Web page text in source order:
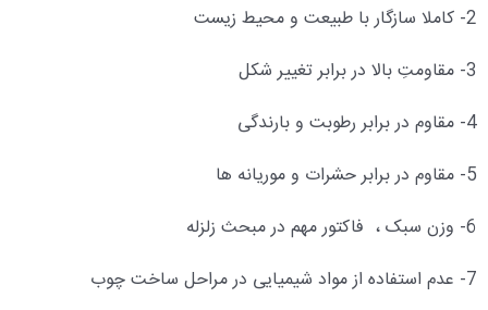
2- کاملا سازگار با طبیعت و محیط زیست
3- مقاومتِ بالا در برابر تغییر شکل
4- مقاوم در برابر رطوبت و بارندگی
5- مقاوم در برابر حشرات و موریانه ها
6- وزن سبک ، فاکتور مهم در مبحث زلزله
7- عدم استفاده از مواد شیمیایی در مراحل ساخت چوب